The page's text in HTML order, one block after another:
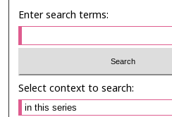
Enter search terms:
Select context to search: